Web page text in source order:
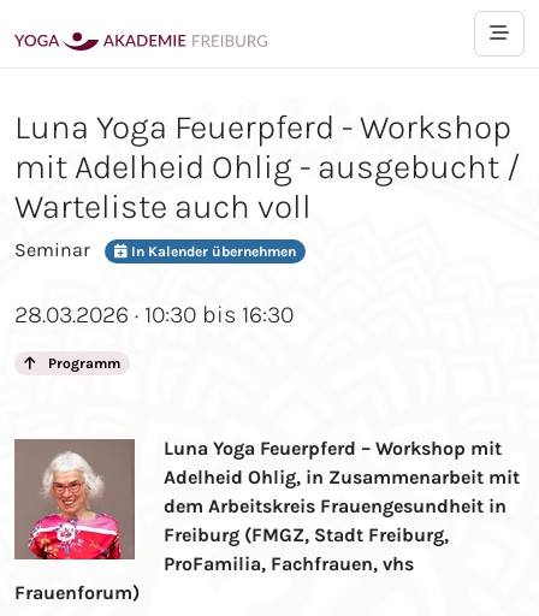
Luna Yoga Feuerpferd - Workshop
mit Adelheid Ohlig - ausgebucht /
Warteliste auch voll
Seminar In Kalender übernehmen
28.03.2026 · 10:30 bis 16:30
Programm
Luna Yoga Feuerpferd – Workshop mit
Adelheid Ohlig, in Zusammenarbeit mit
dem Arbeitskreis Frauengesundheit in
Freiburg (FMGZ, Stadt Freiburg,
ProFamilia, Fachfrauen, vhs
Frauenforum)